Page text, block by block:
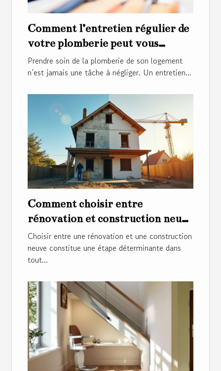
Comment l’entretien régulier de
votre plomberie peut vous
économiser de l'argent ?
Prendre soin de la plomberie de son logement
n’est jamais une tâche à négliger. Un entretien...
Comment choisir entre
rénovation et construction neuve
?
Choisir entre une rénovation et une construction
neuve constitue une étape déterminante dans
tout...